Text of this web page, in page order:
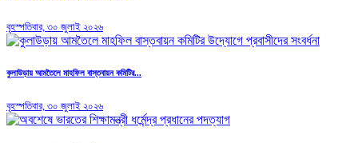
বৃহস্পতিবার, ৩০ জুলাই ২০২৬
কুলাউড়ায় আমতৈলে মাহফিল বাস্তবায়ন কমিটির...
বৃহস্পতিবার, ৩০ জুলাই ২০২৬